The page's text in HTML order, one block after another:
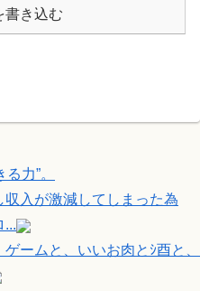
書き込む
力”。
入が激減してしまった為
...
ームと、いいお肉とｼ酉と、